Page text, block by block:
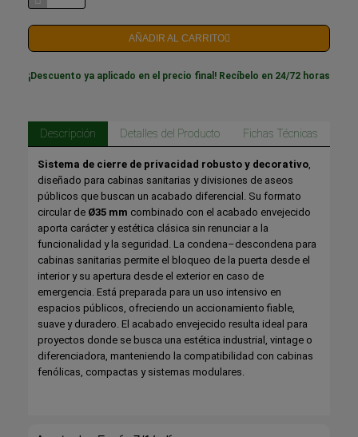
AÑADIR AL CARRITO
¡Descuento ya aplicado en el precio final! Recíbelo en 24/72 horas
Descripción Detalles del Producto Fichas Técnicas
Sistema de cierre de privacidad robusto y decorativo
diseñado para cabinas sanitarias y divisiones de aseos
públicos que buscan un acabado diferencial. Su formato
circular de Ø35 mm combinado con el acabado envejecido
aporta carácter y estética clásica sin renunciar a la
funcionalidad y la seguridad. La condena–descondena para
cabinas sanitarias permite el bloqueo de la puerta desde el
interior y su apertura desde el exterior en caso de
emergencia. Está preparada para un uso intensivo en
espacios públicos, ofreciendo un accionamiento fiable,
suave y duradero. El acabado envejecido resulta ideal para
proyectos donde se busca una estética industrial, vintage o
diferenciadora, manteniendo la compatibilidad con cabinas
fenólicas, compactas y sistemas modulares.